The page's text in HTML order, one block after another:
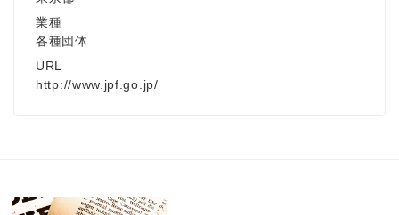
業種
各種団体
URL
http://www.jpf.go.jp/